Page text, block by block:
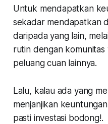
Untuk mendapatkan
sekadar mendapatkan
daripada yang lain,
rutin dengan
peluang cuan lainnya.
Lalu, kalau ada yang
menjanjikan
pasti investasi bodong!.